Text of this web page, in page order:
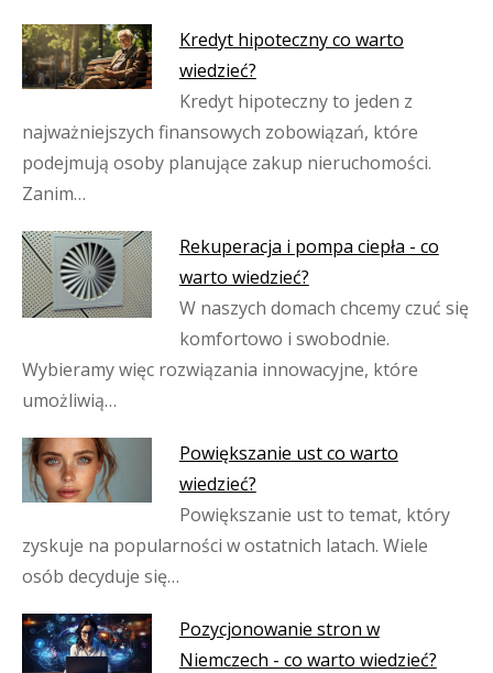
Kredyt hipoteczny co warto
wiedzieć?
Kredyt hipoteczny to jeden z
najważniejszych finansowych zobowiązań, które
podejmują osoby planujące zakup nieruchomości.
Zanim…
Rekuperacja i pompa ciepła - co
warto wiedzieć?
W naszych domach chcemy czuć się
komfortowo i swobodnie.
Wybieramy więc rozwiązania innowacyjne, które
umożliwią…
Powiększanie ust co warto
wiedzieć?
Powiększanie ust to temat, który
zyskuje na popularności w ostatnich latach. Wiele
osób decyduje się…
Pozycjonowanie stron w
Niemczech - co warto wiedzieć?